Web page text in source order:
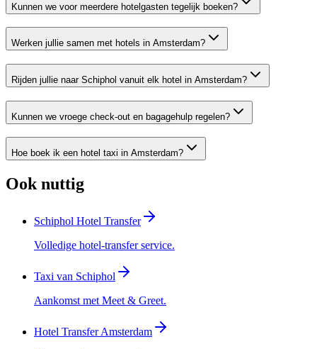
Kunnen we voor meerdere hotelgasten tegelijk boeken?
Werken jullie samen met hotels in Amsterdam?
Rijden jullie naar Schiphol vanuit elk hotel in Amsterdam?
Kunnen we vroege check-out en bagagehulp regelen?
Hoe boek ik een hotel taxi in Amsterdam?
Ook nuttig
Schiphol Hotel Transfer
Volledige hotel-transfer service.
Taxi van Schiphol
Aankomst met Meet & Greet.
Hotel Transfer Amsterdam